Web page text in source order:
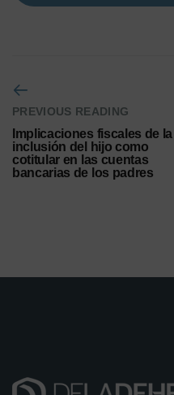
PREVIOUS READING
Implicaciones fiscales de la
inclusión del hijo como
cotitular en las cuentas
bancarias de los padres